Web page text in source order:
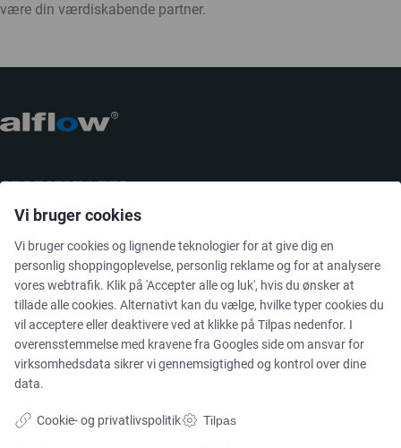
være din værdiskabende partner.
CERTIFIKATER
Vi bruger cookies
Vi bruger cookies og lignende teknologier for at give dig en
personlig shoppingoplevelse, personlig reklame og for at analysere
vores webtrafik. Klik på 'Accepter alle og luk', hvis du ønsker at
tillade alle cookies. Alternativt kan du vælge, hvilke typer cookies du
vil acceptere eller deaktivere ved at klikke på Tilpas nedenfor. I
overensstemmelse med kravene fra Googles side om ansvar for
virksomhedsdata sikrer vi gennemsigtighed og kontrol over dine
data.
Cookie- og privatlivspolitik Tilpas